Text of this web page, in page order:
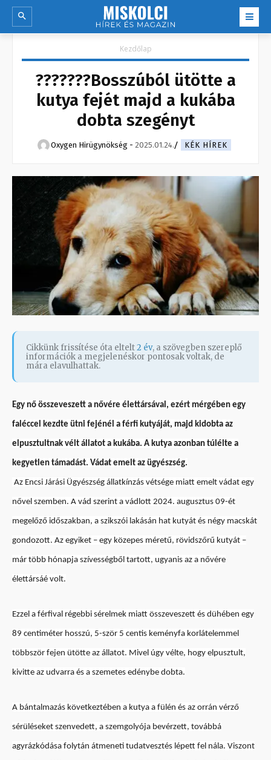
Kezdőlap
???????Bosszúból ütötte a
kutya fejét majd a kukába
dobta szegényt
Oxygen Hirügynökség - 2025.01.24. KÉK HÍREK
Cikkünk frissítése óta eltelt2 év, a szövegben szereplő
információk a megjelenéskor pontosak voltak, de
mára elavulhattak.
Egy nő összeveszett a nővére élettársával, ezért mérgében egy
faléccel kezdte ütni fejénél a férfi kutyáját, majd kidobta az
elpusztultnak vélt állatot a kukába. A kutya azonban túlélte a
kegyetlen támadást. Vádat emelt az ügyészség.
Az Encsi Járási Ügyészség állatkínzás vétsége miatt emelt vádat egy
nővel szemben. A vád szerint a vádlott 2024. augusztus 09-ét
megelőző időszakban, a szikszói lakásán hat kutyát és négy macskát
gondozott. Az egyiket – egy közepes méretű, rövidszőrű kutyát –
már több hónapja szívességből tartott, ugyanis az a nővére
élettársáé volt.
Ezzel a férfival régebbi sérelmek miatt összeveszett és dühében egy
89 centiméter hosszú, 5-ször 5 centis keményfa korlátelemmel
többször fejen ütötte az állatot. Mivel úgy vélte, hogy elpusztult,
kivitte az udvarra és a szemetes edénybe dobta.
A bántalmazás következtében a kutya a fülén és az orrán vérző
sérüléseket szenvedett, a szemgolyója bevérzett, továbbá
agyrázkódása folytán átmeneti tudatvesztés lépett fel nála. Viszont